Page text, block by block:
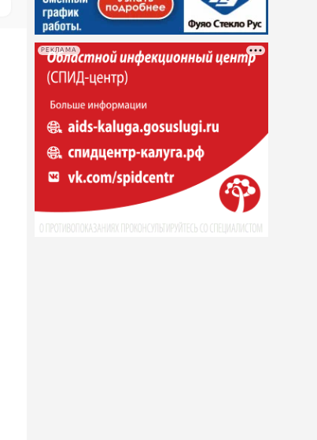
РЕКЛАМА